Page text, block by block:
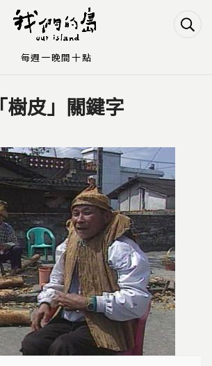
Jump to Navigation
Jump to Main content
「樹皮」關鍵字
每週一晚間十點